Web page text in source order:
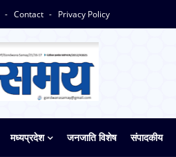
Contact Privacy Policy
मध्यप्रदेश जनजाति विशेष संपादकीय